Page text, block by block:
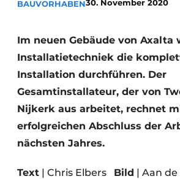
Datenschutz / Cookie-Erklärung
GeschichteMetadaten
Ein Stellenangebot registrieren
Freie Stellen
Modularer Aufbau
BAUVORHABEN30. November 2020
Im neuen Gebäude von Axalta
Installatietechniek die
Installation durchführen. Der
Gesamtinstallateur, der von
Nijkerk aus arbeitet, rechnet
erfolgreichen Abschluss der
nächsten Jahres.
Text | Chris Elbers Bild | Aan